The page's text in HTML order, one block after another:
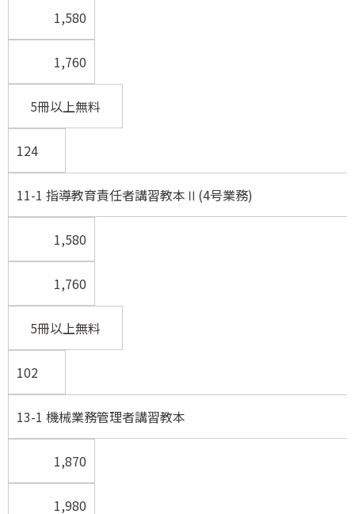
1,580
1,760
5冊以上無料
124
11-1 指導教育責任者講習教本Ⅱ(4号業務)
1,580
1,760
5冊以上無料
102
13-1 機械業務管理者講習教本
1,870
1,980